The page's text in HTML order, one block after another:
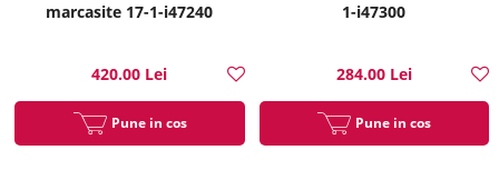
marcasite 17-1-i47240
420.00 Lei
Pune in cos
1-i47300
284.00 Lei
Pune in cos